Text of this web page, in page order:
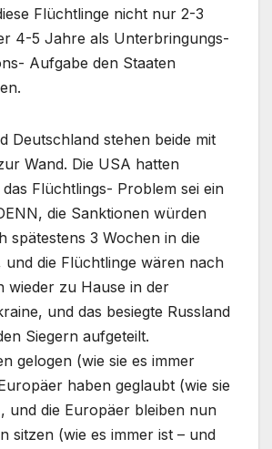
Flüchtlinge nicht nur 2-3
4-5 Jahre als Unterbringungs-
Aufgabe den Staaten
Deutschland stehen beide mit
Wand. Die USA hatten
Flüchtlings- Problem sei ein
die Sanktionen würden
spätestens 3 Wochen in die
und die Flüchtlinge wären nach
wieder zu Hause in der
und das besiegte Russland
Siegern aufgeteilt.
gelogen (wie sie es immer
haben geglaubt (wie sie
und die Europäer bleiben nun
sitzen (wie es immer ist – und